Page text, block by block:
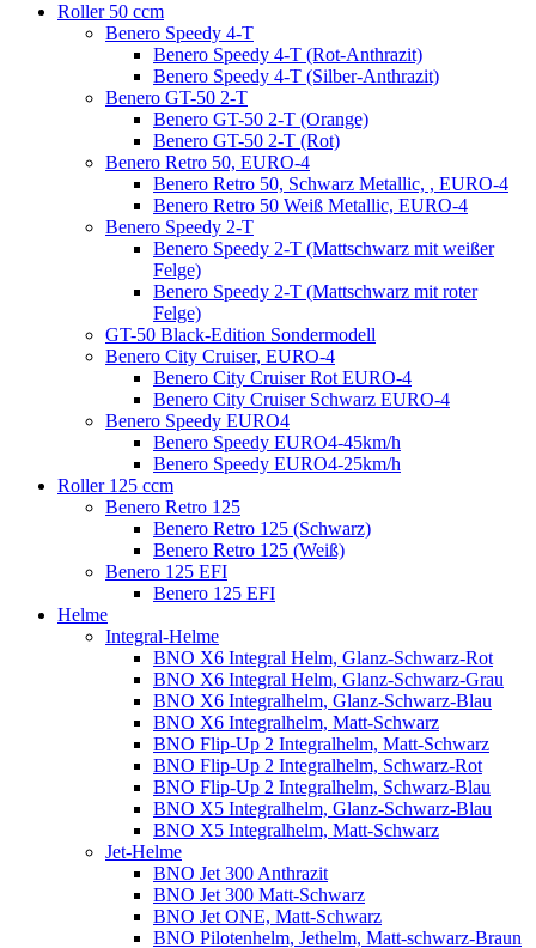
Roller 50 ccm
Benero Speedy 4-T
Benero Speedy 4-T (Rot-Anthrazit)
Benero Speedy 4-T (Silber-Anthrazit)
Benero GT-50 2-T
Benero GT-50 2-T (Orange)
Benero GT-50 2-T (Rot)
Benero Retro 50, EURO-4
Benero Retro 50, Schwarz Metallic, , EURO-4
Benero Retro 50 Weiß Metallic, EURO-4
Benero Speedy 2-T
Benero Speedy 2-T (Mattschwarz mit weißer
Felge)
Benero Speedy 2-T (Mattschwarz mit roter
Felge)
GT-50 Black-Edition Sondermodell
Benero City Cruiser, EURO-4
Benero City Cruiser Rot EURO-4
Benero City Cruiser Schwarz EURO-4
Benero Speedy EURO4
Benero Speedy EURO4-45km/h
Benero Speedy EURO4-25km/h
Roller 125 ccm
Benero Retro 125
Benero Retro 125 (Schwarz)
Benero Retro 125 (Weiß)
Benero 125 EFI
Benero 125 EFI
Helme
Integral-Helme
BNO X6 Integral Helm, Glanz-Schwarz-Rot
BNO X6 Integral Helm, Glanz-Schwarz-Grau
BNO X6 Integralhelm, Glanz-Schwarz-Blau
BNO X6 Integralhelm, Matt-Schwarz
BNO Flip-Up 2 Integralhelm, Matt-Schwarz
BNO Flip-Up 2 Integralhelm, Schwarz-Rot
BNO Flip-Up 2 Integralhelm, Schwarz-Blau
BNO X5 Integralhelm, Glanz-Schwarz-Blau
BNO X5 Integralhelm, Matt-Schwarz
Jet-Helme
BNO Jet 300 Anthrazit
BNO Jet 300 Matt-Schwarz
BNO Jet ONE, Matt-Schwarz
BNO Pilotenhelm, Jethelm, Matt-schwarz-Braun